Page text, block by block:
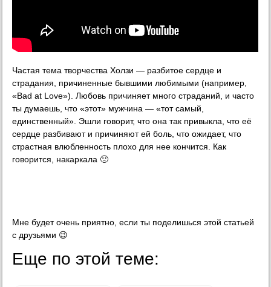
Частая тема творчества Холзи — разбитое сердце и
страдания, причиненные бывшими любимыми (например,
«Bad at Love»). Любовь причиняет много страданий, и часто
ты думаешь, что «этот» мужчина — «тот самый,
единственный». Эшли говорит, что она так привыкла, что её
сердце разбивают и причиняют ей боль, что ожидает, что
страстная влюбленность плохо для нее кончится. Как
говорится, накаркала 🙁
Мне будет очень приятно, если ты поделишься этой статьей
с друзьями 😉
Еще по этой теме: